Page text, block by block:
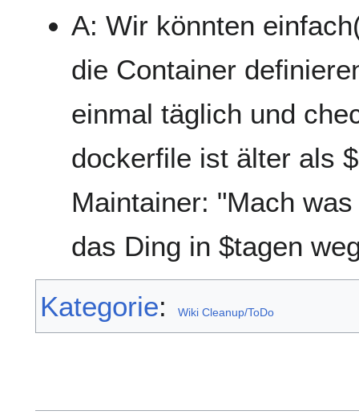
A: Wir könnten
die Container
einmal täglich und
dockerfile ist älter als
Maintainer: "Mach
das Ding in $tagen
Kategorie: Wiki Cleanup/ToDo